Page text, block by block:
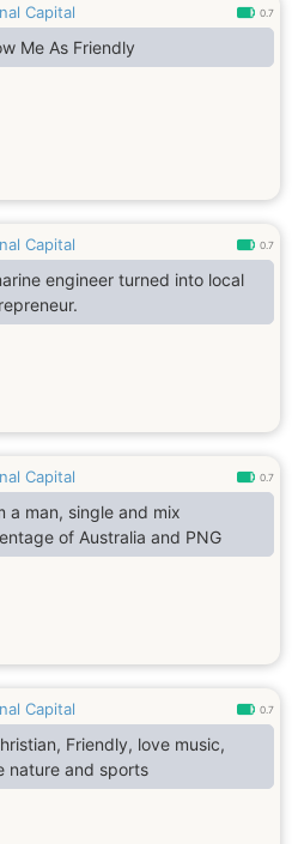
Capital 0.7
Me As Friendly
Capital 0.7
engineer turned into local
Capital 0.7
a man, single and mix
of Australia and PNG
Capital 0.7
Friendly, love music,
nature and sports